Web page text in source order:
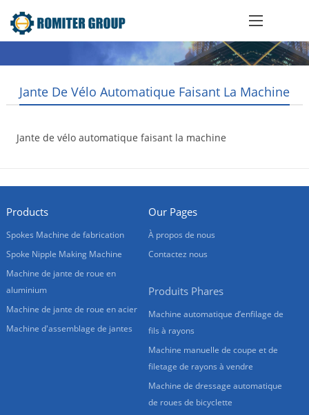
Jante De Vélo Automatique Faisant La Machine
Jante de vélo automatique faisant la machine
Products
Spokes Machine de fabrication
Spoke Nipple Making Machine
Machine de jante de roue en
aluminium
Machine de jante de roue en acier
Machine d'assemblage de jantes
Our Pages
À propos de nous
Contactez nous
Produits Phares
Machine automatique d’enfilage de
fils à rayons
Machine manuelle de coupe et de
filetage de rayons à vendre
Machine de dressage automatique
de roues de bicyclette